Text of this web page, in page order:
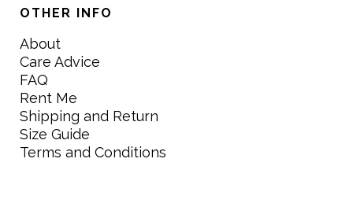
OTHER INFO
About
Care Advice
FAQ
Rent Me
Shipping and Return
Size Guide
Terms and Conditions